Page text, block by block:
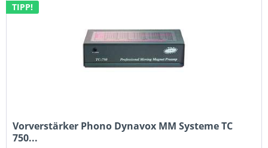
TIPP!
Vorverstärker Phono Dynavox MM Systeme TC
750...